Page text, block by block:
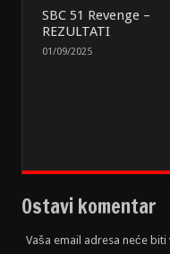
SBC 51 Revenge –
REZULTATI
01/09/2025
Ostavi komentar
Vaša email adresa neće